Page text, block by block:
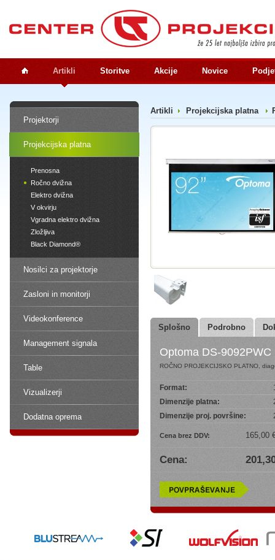
Artikli Storitve Akcije Novice
Projektorji
Projekcijska platna
Prenosna
Ročno dvižna
Elektro dvižna
V okvirju
Vgradna elektro dvižna
Zložljiva
Black Diamond®
Nosilci za projektorje
Zasloni in monitorji
Videokonference
Management signala
Table
Vizualizerji
Dodatna oprema
Artikli Projekcijska platna
Splošno Podrobno
Optoma DS-9092PWC
ROČNO PROJEKCIJSKO PLATNO,
Format:
Dimenzije platna:
Dimenzije proj. površine:
Cena brez DDV: 165,00
Cena: